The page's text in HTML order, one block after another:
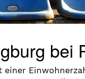
bei
einer